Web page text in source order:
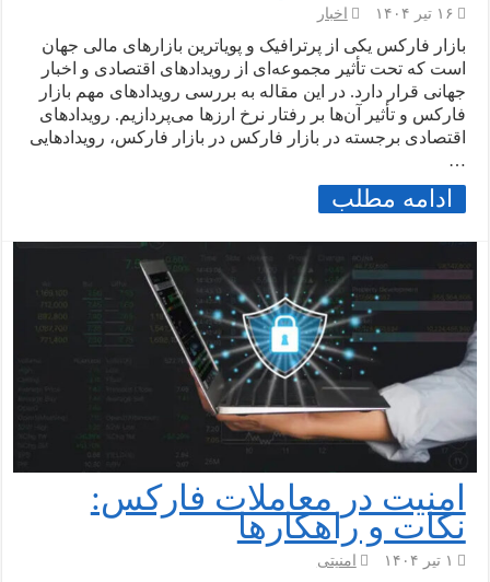
۱۶ تیر ۱۴۰۴ اخبار
بازار فارکس یکی از پرترافیک و پویا‌ترین بازارهای مالی جهان
است که تحت تأثیر مجموعه‌ای از رویدادهای اقتصادی و اخبار
جهانی قرار دارد. در این مقاله به بررسی رویدادهای مهم بازار
فارکس و تأثیر آن‌ها بر رفتار نرخ ارزها می‌پردازیم. رویدادهای
اقتصادی برجسته در بازار فارکس در بازار فارکس، رویدادهایی
…
ادامه مطلب
امنیت در معاملات فارکس:
نکات و راهکارها
۱ تیر ۱۴۰۴ امنیتی